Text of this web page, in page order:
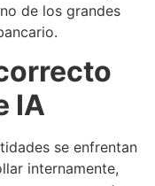
de los grandes
IA
se enfrentan
internamente,